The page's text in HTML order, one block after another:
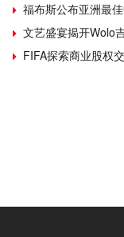
福布斯公布亚洲最
文艺盛宴揭开Wolo
FIFA探索商业股权